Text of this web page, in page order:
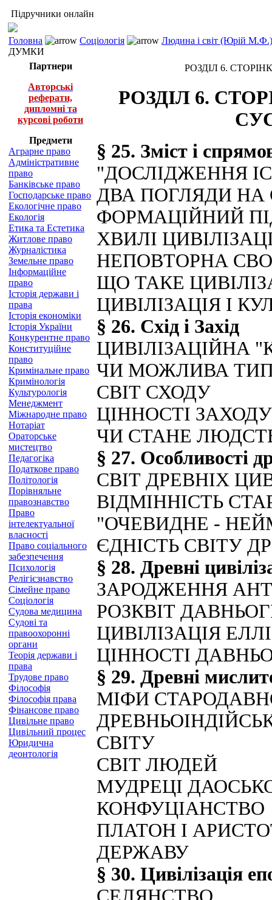
Підручники онлайн
Головна Соціологія
Людина і світ (Юрій М.Ф.)
ДУМКИ
Партнери
Авторські
реферати,
дипломні та
курсові роботи
Предмети
Аграрне право
Адміністративне
право
Банківське право
Господарське право
Екологічне право
Екологія
Етика та Естетика
Житлове право
Журналістика
Земельне право
Інформаційне
право
Історія держави і
права
Історія економіки
Історія України
Конкурентне право
Конституційне
право
Кримінальне право
Кримінологія
Культурологія
Менеджмент
Міжнародне право
Нотаріат
Ораторське
мистецтво
Педагогіка
Податкове право
Політологія
Порівняльне
правознавство
Право
інтелектуальної
власності
Право соціального
забезпечення
Психологія
Релігієзнавство
Сімейне право
Соціологія
Судова медицина
Судові та
правоохоронні
органи
Теорія держави і
права
Трудове право
Філософія
Філософія права
Фінансове право
Цивільне право
Цивільний процес
Юридична
деонтологія
РОЗДІЛ 6.
РОЗДІЛ 6.
§ 25. Зміст і
"ДОСЛІДЖЕННЯ
ДВА ПОГЛЯДИ НА
ФОРМАЦІЙНИЙ
ХВИЛІ
НЕПОВТОРНА
ЩО ТАКЕ
ЦИВІЛІЗАЦІЯ І
§ 26. Схід і Захід
ЦИВІЛІЗАЦІЙНА
ЧИ МОЖЛИВА
СВІТ СХОДУ
ЦІННОСТІ ЗАХОДУ
ЧИ СТАНЕ
§ 27. Особливості
СВІТ ДРЕВНІХ
ВІДМІННІСТЬ
"ОЧЕВИДНЕ -
ЄДНІСТЬ СВІТУ
§ 28. Древні
ЗАРОДЖЕННЯ
РОЗКВІТ
ЦИВІЛІЗАЦІЯ
ЦІННОСТІ
§ 29. Древні
МІФИ
СВІТУ
СВІТ ЛЮДЕЙ
МУДРЕЦІ
КОНФУЦІАНСТВО
ПЛАТОН І
ДЕРЖАВУ
§ 30. Цивілізація